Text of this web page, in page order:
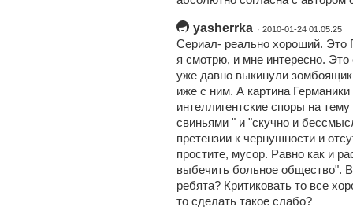
yasherrka · 2010-01-24 01:05:25
Сериал- реально хороший.
я смотрю, и мне интересно.
уже давно выкинули
иже с ним. А картина
интеллигентские споры на
свиньями " и "скучно и
претензии к чернушности и
простите, мусор. Равно как и
выбечить больное общество".
ребята? Критиковать то все
то сделать такое слабо?